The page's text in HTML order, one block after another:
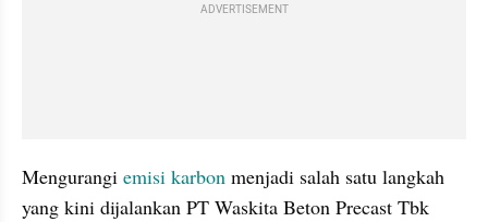
ADVERTISEMENT
Mengurangi emisi karbon menjadi salah satu langkah
yang kini dijalankan PT Waskita Beton Precast Tbk